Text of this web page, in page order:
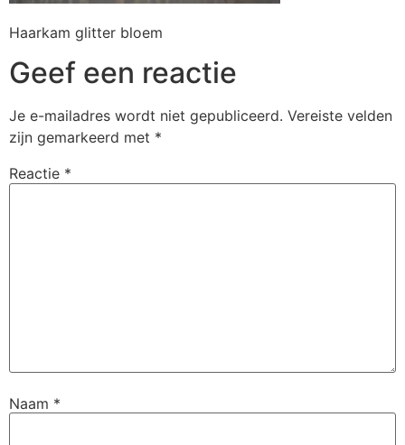
Haarkam glitter bloem
Geef een reactie
Je e-mailadres wordt niet gepubliceerd. Vereiste velden
zijn gemarkeerd met *
Reactie *
Naam *